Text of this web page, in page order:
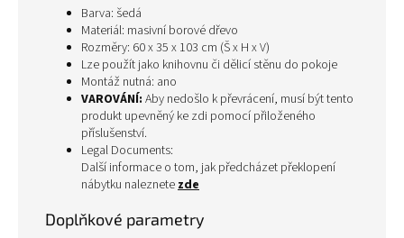
Barva: šedá
Materiál: masivní borové dřevo
Rozměry: 60 x 35 x 103 cm (Š x H x V)
Lze použít jako knihovnu či dělicí stěnu do pokoje
Montáž nutná: ano
VAROVÁNÍ: Aby nedošlo k převrácení, musí být tento
produkt upevněný ke zdi pomocí přiloženého
příslušenství.
Legal Documents:
Další informace o tom, jak předcházet překlopení
nábytku naleznetezde
Doplňkové parametry